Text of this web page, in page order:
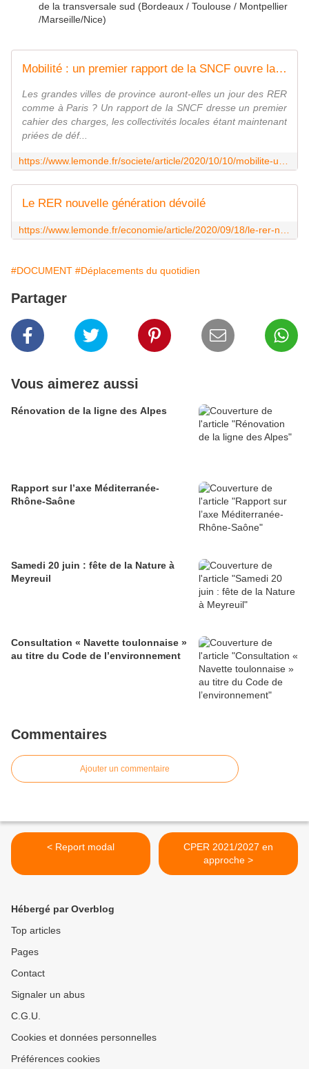
de la transversale sud (Bordeaux / Toulouse / Montpellier
/Marseille/Nice)
Mobilité : un premier rapport de la SNCF ouvre la voie aux RER métropolitains
Les grandes villes de province auront-elles un jour des RER
comme à Paris ? Un rapport de la SNCF dresse un premier
cahier des charges, les collectivités locales étant maintenant
priées de déf...
Le RER nouvelle génération dévoilé
#DOCUMENT #Déplacements du quotidien
Partager
Vous aimerez aussi
Rénovation de la ligne des Alpes
Rapport sur l’axe Méditerranée-
Rhône-Saône
Samedi 20 juin : fête de la Nature à
Meyreuil
Consultation « Navette toulonnaise »
au titre du Code de l’environnement
Commentaires
Ajouter un commentaire
< Report modal
CPER 2021/2027 en
approche >
Hébergé par Overblog
Top articles
Pages
Contact
Signaler un abus
C.G.U.
Cookies et données personnelles
Préférences cookies